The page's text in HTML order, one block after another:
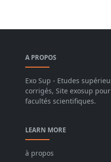
A PROPOS
Exo Sup - Etudes
corrigés, Site exosup
facultés scientifiques.
LEARN MORE
à propos